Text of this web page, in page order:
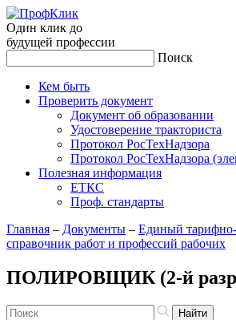
Один клик до
будущей профессии
Поиск
Кем быть
Проверить документ
Документ об образовании
Удостоверение тракториста
Протокол РосТехНадзора
Протокол РосТехНадзора
Полезная информация
ЕТКС
Проф. стандарты
Главная – Документы – Единый
справочник работ и профессий рабочих
ПОЛИРОВЩИК (2-й